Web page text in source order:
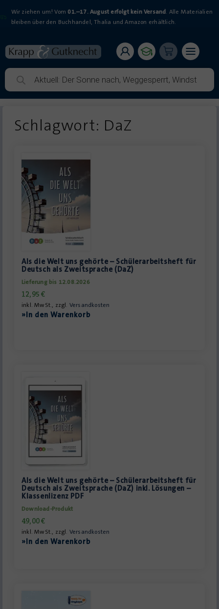
Wir ziehen um! Vom 01.–17. August erfolgt kein Versand. Alle Materialien
bleiben über den Buchhandel, Thalia und Amazon erhältlich.
Schlagwort: DaZ
Als die Welt uns gehörte – Schülerarbeitsheft für
Deutsch als Zweitsprache (DaZ)
Lieferung bis 12.08.2026
12,95€
inkl. MwSt., zzgl. Versandkosten
»In den Warenkorb
Als die Welt uns gehörte – Schülerarbeitsheft für
Deutsch als Zweitsprache (DaZ) inkl. Lösungen –
Klassenlizenz PDF
Download-Produkt
49,00€
inkl. MwSt., zzgl. Versandkosten
»In den Warenkorb